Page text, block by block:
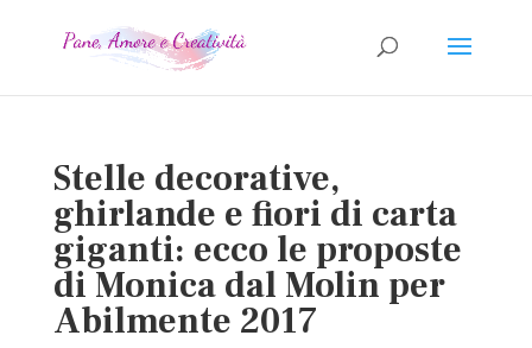
Stelle decorative,
ghirlande e fiori di carta
giganti: ecco le proposte
di Monica dal Molin per
Abilmente 2017